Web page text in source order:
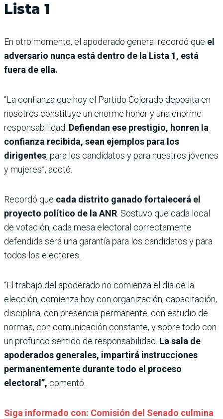
Lista 1
En otro momento, el apoderado general recordó que el
adversario nunca está dentro de la Lista 1, está
fuera de ella.
“La confianza que hoy el Partido Colorado deposita en
nosotros constituye un enorme honor y una enorme
responsabilidad. Defiendan ese prestigio, honren la
confianza recibida, sean ejemplos para los
dirigentes, para los candidatos y para nuestros jóvenes
y mujeres”, acotó.
Recordó que cada distrito ganado fortalecerá el
proyecto político de la ANR . Sostuvo que cada local
de votación, cada mesa electoral correctamente
defendida será una garantía para los candidatos y para
todos los electores.
“El trabajo del apoderado no comienza el día de la
elección, comienza hoy con organización, capacitación,
disciplina, con presencia permanente, con estudio de
normas, con comunicación constante, y sobre todo con
un profundo sentido de responsabilidad. La sala de
apoderados generales, impartirá instrucciones
permanentemente durante todo el proceso
electoral”, comentó.
Siga informado con: Comisión del Senado culmina